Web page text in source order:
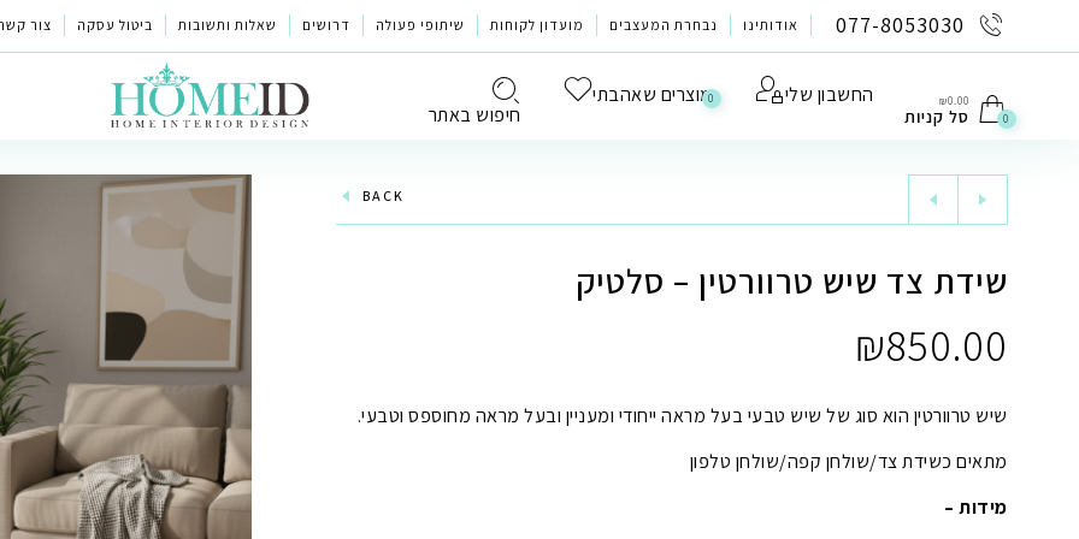
077-8053030 אודותינו נבחרת המעצבים מועדון לקוחות שיתופי פעולה דרושים שאלות ותשובות ביטול עסקה צור
חיפוש באתר
0מוצרים שאהבתי החשבון שלי ₪0.00
סל קניות 0
BACK
שידת צד שיש טרוורטין – סלטיק
₪850.00
שיש טרוורטין הוא סוג של שיש טבעי בעל מראה ייחודי ומעניין ובעל מראה מחוספס וטבעי.
מתאים כשידת צד/שולחן קפה/שולחן טלפון
מידות –